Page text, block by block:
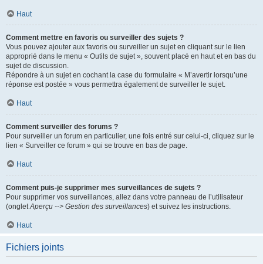
Haut
Comment mettre en favoris ou surveiller des sujets ?
Vous pouvez ajouter aux favoris ou surveiller un sujet en cliquant sur le lien
approprié dans le menu « Outils de sujet », souvent placé en haut et en bas du
sujet de discussion.
Répondre à un sujet en cochant la case du formulaire « M’avertir lorsqu’une
réponse est postée » vous permettra également de surveiller le sujet.
Haut
Comment surveiller des forums ?
Pour surveiller un forum en particulier, une fois entré sur celui-ci, cliquez sur le
lien « Surveiller ce forum » qui se trouve en bas de page.
Haut
Comment puis-je supprimer mes surveillances de sujets ?
Pour supprimer vos surveillances, allez dans votre panneau de l’utilisateur
(ongletAperçu --> Gestion des surveillances) et suivez les instructions.
Haut
Fichiers joints